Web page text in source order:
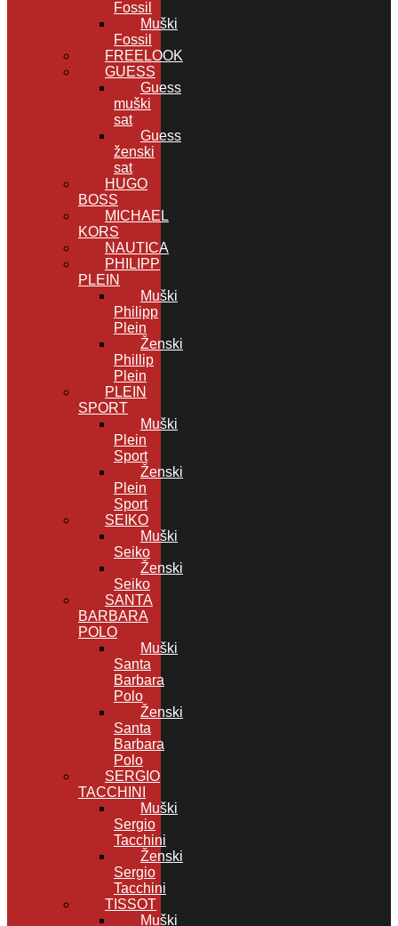
Fossil
Muški
Fossil
FREELOOK
GUESS
Guess
muški
sat
Guess
ženski
sat
HUGO
BOSS
MICHAEL
KORS
NAUTICA
PHILIPP
PLEIN
Muški
Philipp
Plein
Ženski
Phillip
Plein
PLEIN
SPORT
Muški
Plein
Sport
Ženski
Plein
Sport
SEIKO
Muški
Seiko
Ženski
Seiko
SANTA
BARBARA
POLO
Muški
Santa
Barbara
Polo
Ženski
Santa
Barbara
Polo
SERGIO
TACCHINI
Muški
Sergio
Tacchini
Ženski
Sergio
Tacchini
TISSOT
Muški